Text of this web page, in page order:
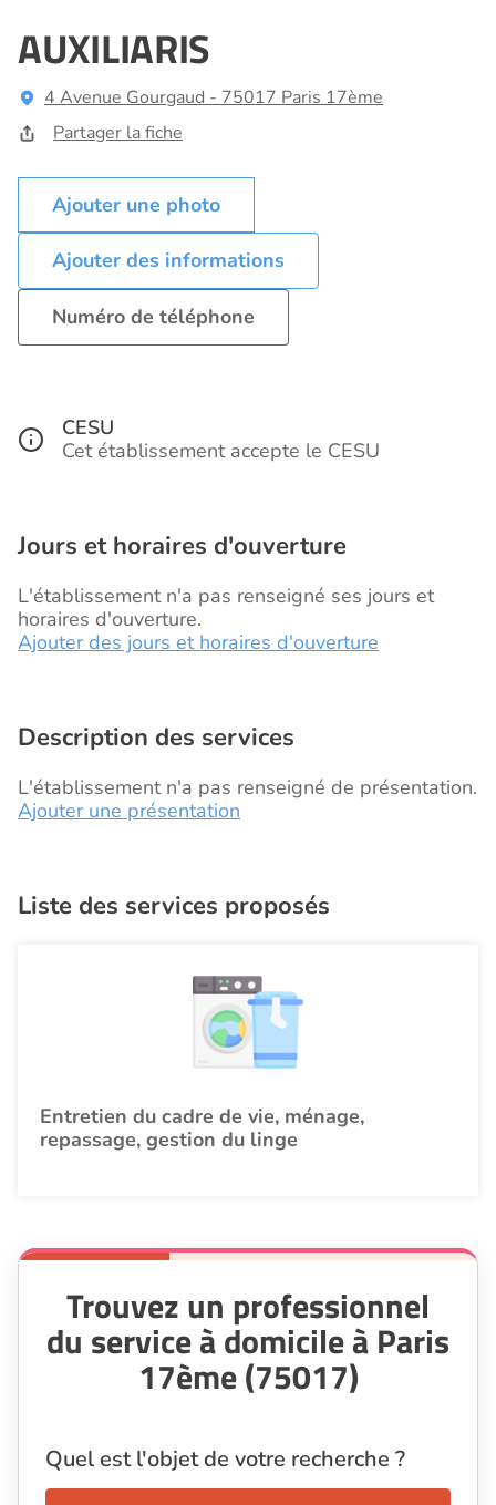
AUXILIARIS
4 Avenue Gourgaud - 75017 Paris 17ème
Partager la fiche
Ajouter des informations
Numéro de téléphone
CESU
Cet établissement accepte le CESU
Jours et horaires d'ouverture
L'établissement n'a pas renseigné ses jours et
horaires d'ouverture.
Ajouter des jours et horaires d'ouverture
Description des services
L'établissement n'a pas renseigné de présentation.
Ajouter une présentation
Liste des services proposés
Entretien du cadre de vie, ménage,
repassage, gestion du linge
Trouvez un professionnel
du service à domicile à Paris
17ème (75017)
Quel est l'objet de votre recherche ?